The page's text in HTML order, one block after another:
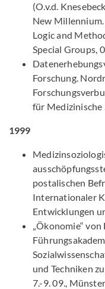
(O.v.d.
New
Logic and
Special Groups,
Forschung.
für Medizinische
1999
postalischen
Internationaler
Entwicklungen
„Ökonomie“
und Techniken
7.-9. 09.,